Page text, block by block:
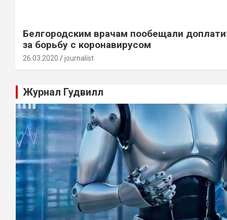
Белгородским врачам пообещали
за борьбу с коронавирусом
26.03.2020 journalist
Журнал Гудвилл